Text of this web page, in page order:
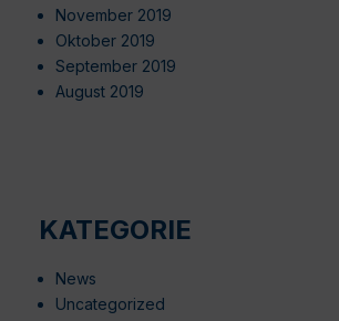
November 2019
Oktober 2019
September 2019
August 2019
KATEGORIE
News
Uncategorized